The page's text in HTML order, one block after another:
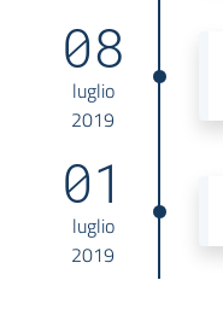
08
luglio
2019
01
luglio
2019